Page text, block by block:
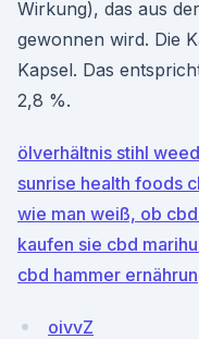
Wirkung), das aus
gewonnen wird. Die
Kapsel. Das
2,8 %.
ölverhältnis stihl
sunrise health foods
wie man weiß, ob
kaufen sie cbd
cbd hammer
oivvZ